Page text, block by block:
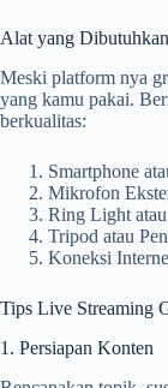
Alat yang Dibutuhkan
Meski platform nya
yang kamu pakai.
berkualitas:
Smartphone
Mikrofon
Ring Light
Tripod atau
Koneksi
Tips Live Streaming
1. Persiapan Konten